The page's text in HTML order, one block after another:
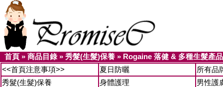
首頁 » 商品目錄» 秀髮(生髮)保養 » Rogaine 落健 & 多種生髮產品
<<首頁注意事項>>
夏日防曬
所有品
秀髮(生髮)保養
身體護理
男性護